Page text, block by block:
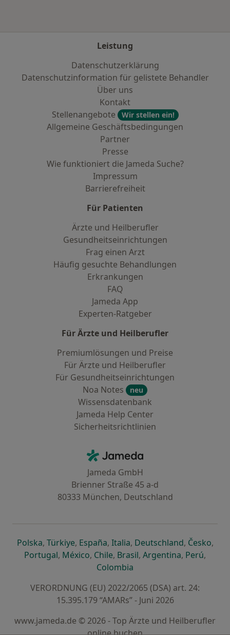
Leistung
Datenschutzerklärung
Datenschutzinformation für gelistete Behandler
Über uns
Kontakt
Stellenangebote
Wir stellen ein!
Allgemeine Geschäftsbedingungen
Partner
Presse
Wie funktioniert die Jameda Suche?
Impressum
Barrierefreiheit
Für Patienten
Ärzte und Heilberufler
Gesundheitseinrichtungen
Frag einen Arzt
Häufig gesuchte Behandlungen
Erkrankungen
FAQ
Jameda App
Experten-Ratgeber
Für Ärzte und Heilberufler
Premiumlösungen und Preise
Für Ärzte und Heilberufler
Für Gesundheitseinrichtungen
Noa Notes
neu
Wissensdatenbank
Jameda Help Center
Sicherheitsrichtlinien
Jameda - Startseite
Jameda GmbH
Brienner Straße 45 a-d
80333 München, Deutschland
Polskaöffnet in einer neuen Registerkarte
, Türkiyeöffnet in einer neuen Registerkarte
, Españaöffnet in einer neuen
, Italiaöffnet in einer neuen
, Deutschlandöffnet in
, Česko,
Portugalöffnet in einer neuen Registerkarte
, Méxicoöffnet in einer neuen Registerkarte
, Chileöffnet in einer neuen
, Brasilöffnet in einer neuen
, Argentinaöffnet in
, Perúöffnet
,
Colombia
VERORDNUNG (EU) 2022/2065 (DSA) art. 24:
15.395.179 “AMARs” - Juni 2026
www.jameda.de © 2026 - Top Ärzte und Heilberufler